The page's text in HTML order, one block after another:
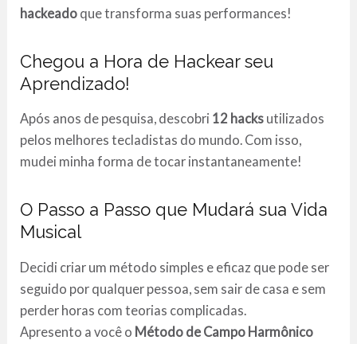
hackeado que transforma suas performances!
Chegou a Hora de Hackear seu
Aprendizado!
Após anos de pesquisa, descobri 12 hacks utilizados
pelos melhores tecladistas do mundo. Com isso,
mudei minha forma de tocar instantaneamente!
O Passo a Passo que Mudará sua Vida
Musical
Decidi criar um método simples e eficaz que pode ser
seguido por qualquer pessoa, sem sair de casa e sem
perder horas com teorias complicadas.
Apresento a você o Método de Campo Harmônico